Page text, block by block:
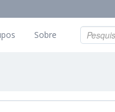
Sobre